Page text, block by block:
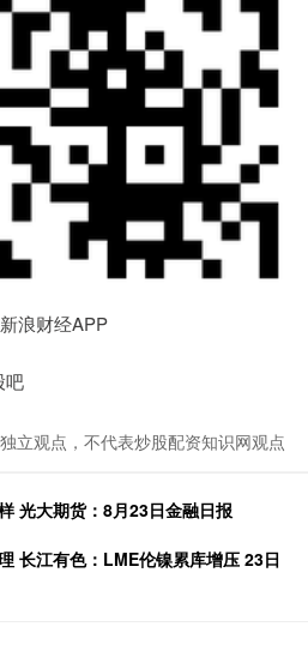
浪财经APP
吧
立观点，不代表炒股配资知识网观点
光大期货：8月23日金融日报
长江有色：LME伦镍累库增压 23日